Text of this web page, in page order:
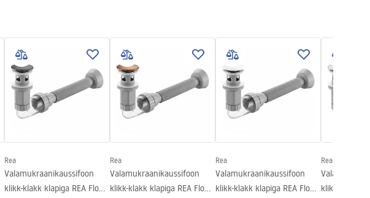
Rea
Valamukraanikaussifoon
klikk-klakk klapiga REA Flow
Rea
Valamukraanikaussifoon
klikk-klakk klapiga REA Flow
Rea
Valamukraanikaussifoon
klikk-klakk klapiga REA Flow
Rea
klikk-klakk